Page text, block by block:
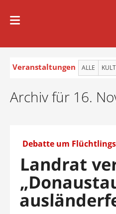
Veranstaltungen ALLE
Archiv für 16.
Debatte um
Landrat